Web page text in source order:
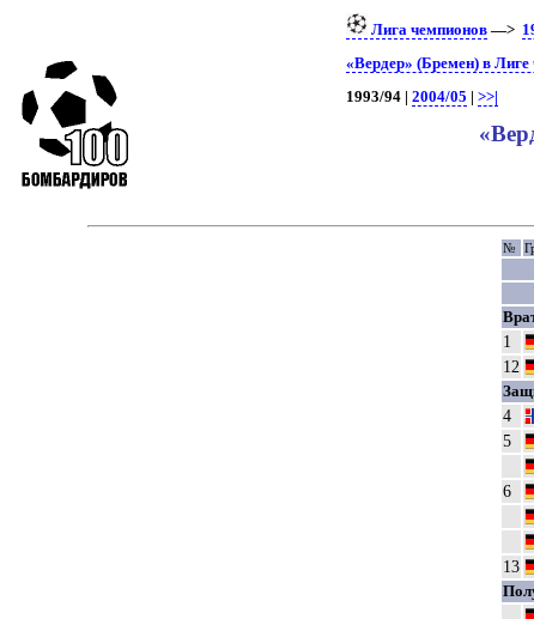
Лига чемпионов—>
«Вердер» (Бремен) в Лиге
1993/94 | 2004/05 | >>|
№
1
12
4
5
6
13